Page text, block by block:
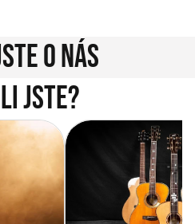
o nás
jste?
Music
Jak vybrat